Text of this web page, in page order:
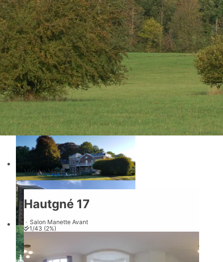
Disponibilités et Réservations
Visite Virtuelle
Visite Virtuelle